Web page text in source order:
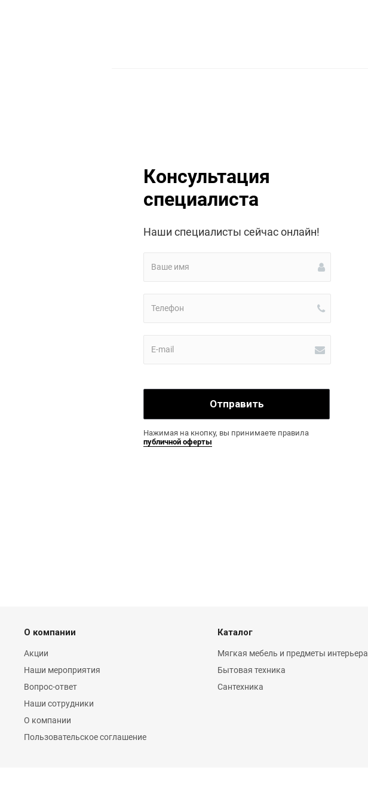
Консультация
специалиста
Наши специалисты сейчас онлайн!
Отправить
Нажимая на кнопку, вы принимаете правила
публичной оферты
О компании
Акции
Наши мероприятия
Вопрос-ответ
Наши сотрудники
О компании
Пользовательское соглашение
Каталог
Мягкая мебель и предметы интерьера
Бытовая техника
Сантехника